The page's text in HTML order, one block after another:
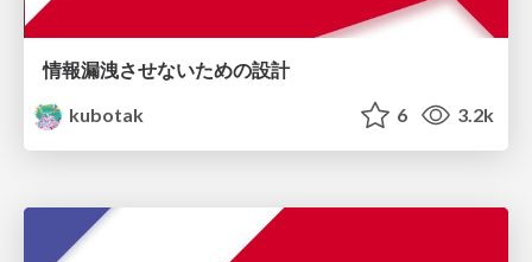
情報漏洩させないための設計
kubotak
6 3.2k